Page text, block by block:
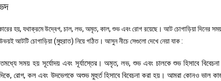
হয়, যথাক্রমে উদ্বেগ, চাল, লভ, অমৃত, কাল, শুভ এবং রোগ রয়েছে। আট চোগাড়িয়া দিনের
উভয়ই আটটি চোগাড়িয়া (মুহুরাত) নিয়ে গঠিত। আসুন নীচে সেগুলো দেখে নেয়া যাক :
সময় হয় সূর্যোদয় এবং সূর্যাস্তের। অমৃত, লভ, শুভ এবং চালকে শুভ হিসাবে বিবেচনা
রোগ, কল এবং উদভেগকে অশুভ মুহুর্ত হিসাবে বিবেচনা করা হয়। আমরা কোনও ভাল